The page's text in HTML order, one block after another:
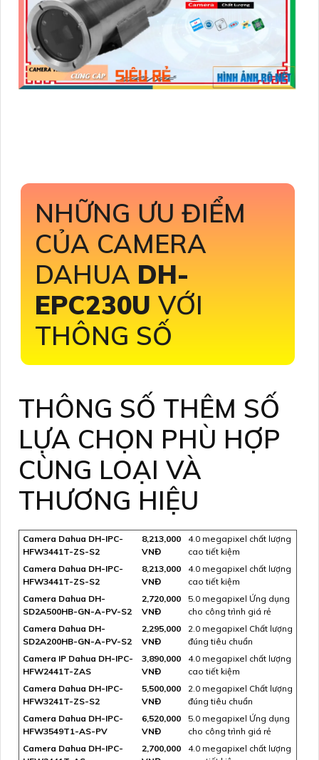
NHỮNG ƯU ĐIỂM
CỦA CAMERA
DAHUA DH-
EPC230U VỚI
THÔNG SỐ
THÔNG SỐ THÊM SỐ
LỰA CHỌN PHÙ HỢP
CÙNG LOẠI VÀ
THƯƠNG HIỆU
Camera Dahua DH-IPC-
HFW3441T-ZS-S2
8,213,000
VNĐ
4.0 megapixel chất lượng
cao tiết kiệm
Camera Dahua DH-IPC-
HFW3441T-ZS-S2
8,213,000
VNĐ
4.0 megapixel chất lượng
cao tiết kiệm
Camera Dahua DH-
SD2A500HB-GN-A-PV-S2
2,720,000
VNĐ
5.0 megapixel Ứng dụng
cho công trình giá rẻ
Camera Dahua DH-
SD2A200HB-GN-A-PV-S2
2,295,000
VNĐ
2.0 megapixel Chất lượng
đúng tiêu chuẩn
Camera IP Dahua DH-IPC-
HFW2441T-ZAS
3,890,000
VNĐ
4.0 megapixel chất lượng
cao tiết kiệm
Camera Dahua DH-IPC-
HFW3241T-ZS-S2
5,500,000
VNĐ
2.0 megapixel Chất lượng
đúng tiêu chuẩn
Camera Dahua DH-IPC-
HFW3549T1-AS-PV
6,520,000
VNĐ
5.0 megapixel Ứng dụng
cho công trình giá rẻ
Camera Dahua DH-IPC-
2,700,000
4.0 megapixel chất lượng